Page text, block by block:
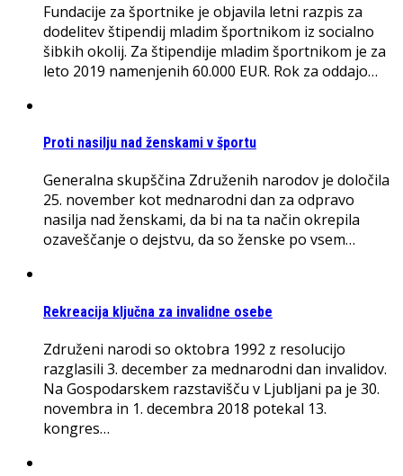
Fundacije za športnike je objavila letni razpis za
dodelitev štipendij mladim športnikom iz socialno
šibkih okolij. Za štipendije mladim športnikom je za
leto 2019 namenjenih 60.000 EUR. Rok za oddajo…
Proti nasilju nad ženskami v športu
Generalna skupščina Združenih narodov je določila
25. november kot mednarodni dan za odpravo
nasilja nad ženskami, da bi na ta način okrepila
ozaveščanje o dejstvu, da so ženske po vsem…
Rekreacija ključna za invalidne osebe
Združeni narodi so oktobra 1992 z resolucijo
razglasili 3. december za mednarodni dan invalidov.
Na Gospodarskem razstavišču v Ljubljani pa je 30.
novembra in 1. decembra 2018 potekal 13.
kongres…